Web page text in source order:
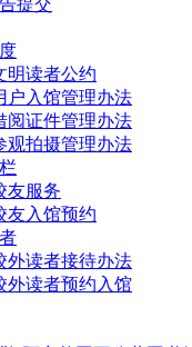
提交
明读者公约
户入馆管理办法
阅证件管理办法
观拍摄管理办法
友服务
友入馆预约
外读者接待办法
外读者预约入馆